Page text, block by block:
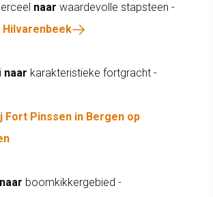
naar waardevolle stapsteen -
Hilvarenbeek
naar karakteristieke fortgracht -
Fort Pinssen in Bergen op
naar boomkikkergebied -